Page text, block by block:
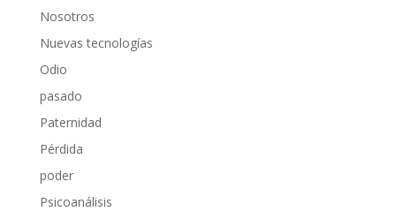
Nosotros
Nuevas tecnologías
Odio
pasado
Paternidad
Pérdida
poder
Psicoanálisis